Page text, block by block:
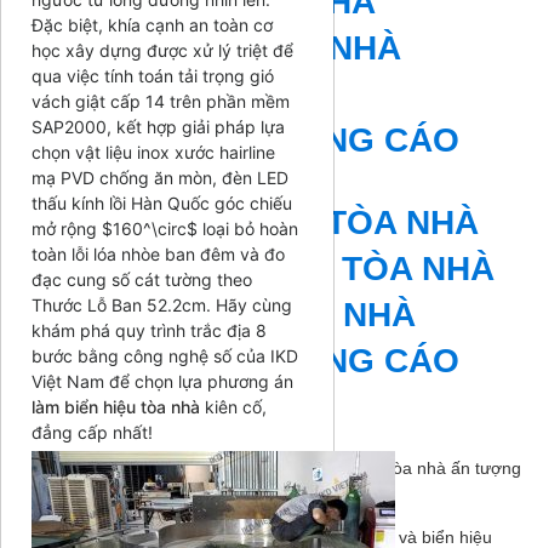
Đặc biệt, khía cạnh an toàn cơ
học xây dựng được xử lý triệt để
qua việc tính toán tải trọng gió
vách giật cấp 14 trên phần mềm
SAP2000, kết hợp giải pháp lựa
chọn vật liệu inox xước hairline
mạ PVD chống ăn mòn, đèn LED
thấu kính lồi Hàn Quốc góc chiếu
mở rộng $160^\circ$ loại bỏ hoàn
toàn lỗi lóa nhòe ban đêm và đo
đạc cung số cát tường theo
Thước Lỗ Ban 52.2cm. Hãy cùng
khám phá quy trình trắc địa 8
bước bằng công nghệ số của IKD
Việt Nam để chọn lựa phương án
làm biển hiệu tòa nhà kiên cố,
đẳng cấp nhất!
BIỂN HIỆU TÒA NHÀ
CHỮ TÒA NHÀ
BIỂN HIỆU QUẢNG CÁO
TÒA NHÀ
BIỂN HIỆU LED TÒA NHÀ
BIỂN HIỆU INOX TÒA NHÀ
BẢNG CHỮ TÒA NHÀ
BIỂN HIỆU QUẢNG CÁO
Bài viết liên quan
Tổng hợp các mẫu biển hiệu sảnh đón khách tòa nhà ấn tượng
nhất-18/06/2026
Sự khác biệt giữa biển hiệu tòa nhà văn phòng và biển hiệu